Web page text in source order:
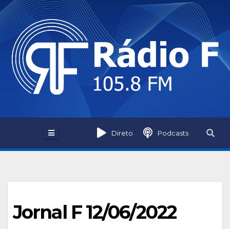
Skip
to
content
Direto Podcasts
Jornal F 12/06/2022